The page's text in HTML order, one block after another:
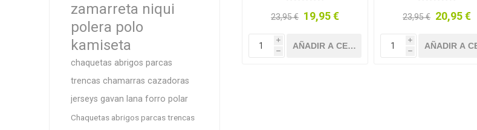
23,95 € 19,95 €
i
h
23,95 € 20,95 €
i
h
zamarreta niqui
polera polo
kamiseta
chaquetas abrigos parcas
trencas chamarras cazadoras
jerseys gavan lana forro polar
Chaquetas abrigos parcas trencas